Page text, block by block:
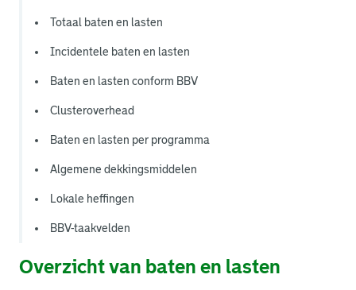
Totaal baten en lasten
Incidentele baten en lasten
Baten en lasten conform BBV
Clusteroverhead
Baten en lasten per programma
Algemene dekkingsmiddelen
Lokale heffingen
BBV-taakvelden
Overzicht van baten en lasten